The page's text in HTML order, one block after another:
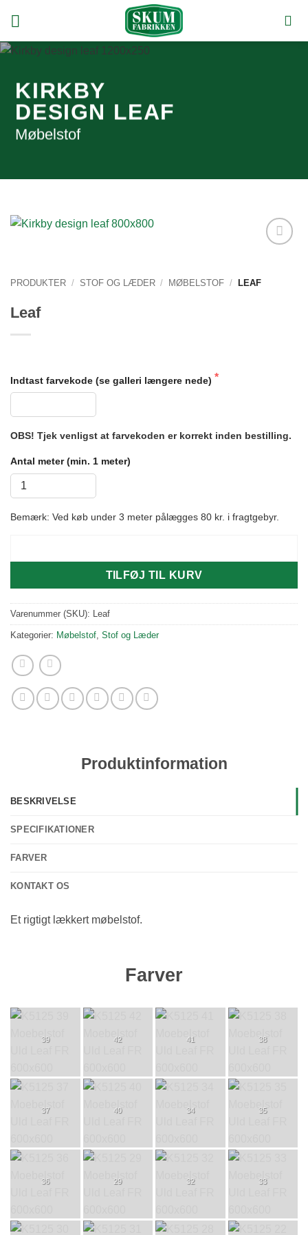
indhold
KIRKBY
DESIGN LEAF
Møbelstof
PRODUKTER / STOF OG LÆDER / MØBELSTOF / LEAF
Leaf
Indtast farvekode (se galleri længere nede)
OBS! Tjek venligst at farvekoden er korrekt inden bestilling.
Antal meter (min. 1 meter)
Bemærk: Ved køb under 3 meter pålægges 80 kr. i fragtgebyr.
TILFØJ TIL KURV
Varenummer (SKU): Leaf
Kategorier: Møbelstof Stof og Læder
Produktinformation
BESKRIVELSE
SPECIFIKATIONER
FARVER
KONTAKT OS
Et rigtigt lækkert møbelstof.
Farver
39 42 41 38
37 40 34 35
36 29 32 33